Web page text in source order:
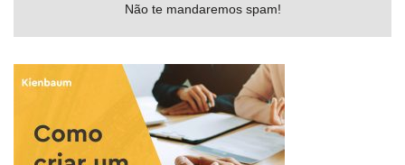
Não te mandaremos spam!